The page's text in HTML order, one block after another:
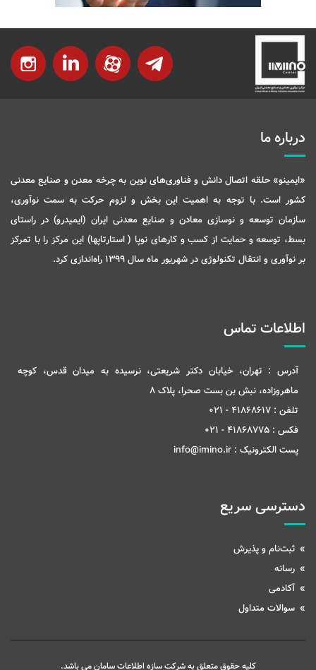
درباره ما
«ایمینو» حلقه اتصال دانش و فناوری‌های نوین به چرخه معدن و صنایع معدنی
کشور است. با توجه به اهمیت این بخش و لزوم حرکت به سمت نوآوری،
سازمان توسعه و نوسازی معادن و صنایع معدنی ایران (ایمیدرو) در راستای
بسط، توسعه و حمایت از کسب و کارهای نوپا ( استارتاپها) این مرکز را با تمرکز
بر نوآوری و انتقال تکنولوژی در شهریور ماه سال 1399 راه‌اندازی کرد.
اطلاعات تماس
آدرس : تهران، خیابان دکتر شریعتی، نرسیده به میدان قدس، کوچه
ماهروزاده، نبش بن بست صحرا، پلاک 8
تلفن : 41868617 - 021
فکس : 41868775 - 021
پست الکترونیک : info@imino.ir
دسترسی سریع
ثبت‌نام و پذیرش
رسانه
آکادمی
سوالات متداول
کلیه حقوق متعلق به شرکت سازه اطلاعات سامان می باشد.